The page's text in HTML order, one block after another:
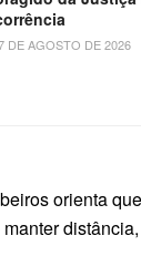
DE AGOSTO DE 2026
orienta